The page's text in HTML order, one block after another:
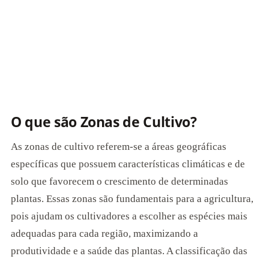
O que são Zonas de Cultivo?
As zonas de cultivo referem-se a áreas geográficas
específicas que possuem características climáticas e de
solo que favorecem o crescimento de determinadas
plantas. Essas zonas são fundamentais para a agricultura,
pois ajudam os cultivadores a escolher as espécies mais
adequadas para cada região, maximizando a
produtividade e a saúde das plantas. A classificação das